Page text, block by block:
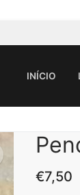
INÍCIO
€7,50